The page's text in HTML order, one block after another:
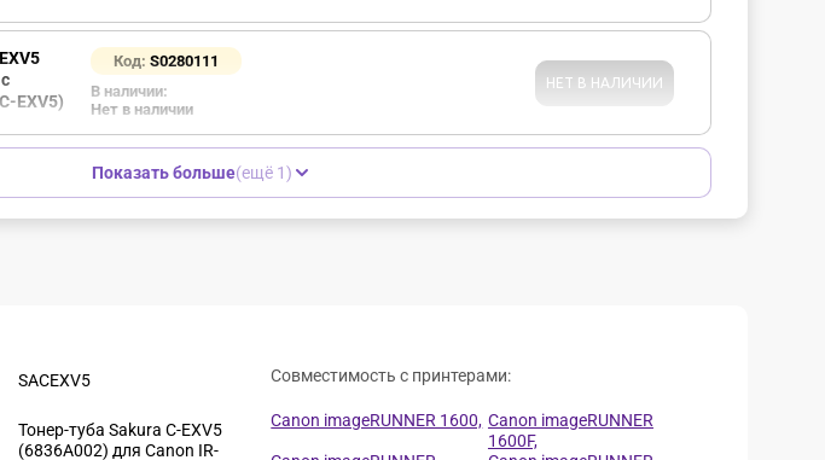
EXV5)
Код: S0280111
В наличии:
Нет в наличии
НЕТ В НАЛИЧИИ
Показать больше(ещё 1)
SACEXV5
Тонер-туба Sakura C-EXV5
(6836A002) для Canon IR-
Совместимость с принтерами:
Canon imageRUNNER 1600, Canon imageRUNNER
1600F,